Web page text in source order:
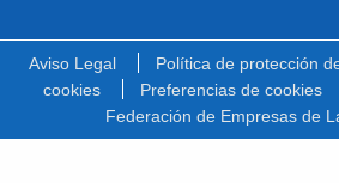
Aviso Legal Política de protección
cookies
Preferencias de cookies
Federación de Empresas de